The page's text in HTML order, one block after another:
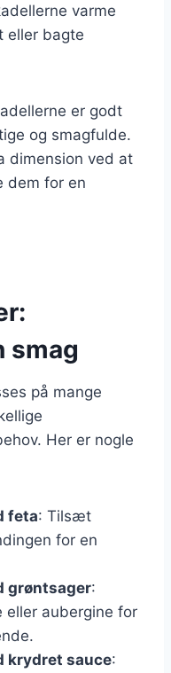
varme
eller bagte
er godt
og smagfulde.
dimension ved at
dem for en
smag
på mange
Her er nogle
feta: Tilsæt
for en
grøntsager:
eller aubergine for
krydret sauce: